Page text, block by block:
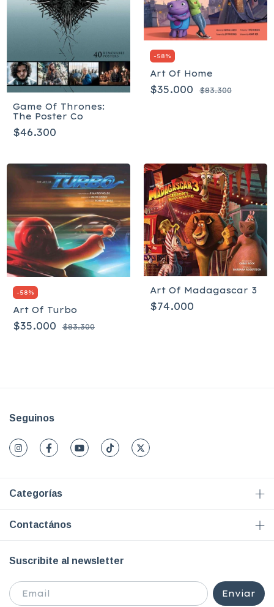
Game Of Thrones:
The Poster Co
$46.300
-58%
Art Of Home
$35.000 $83.300
-58%
Art Of Turbo
$35.000 $83.300
Art Of Madagascar 3
$74.000
Seguinos
Categorías
Contactános
Suscribite al newsletter